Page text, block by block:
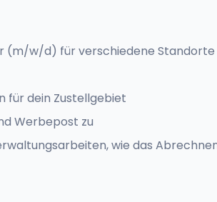
(m/w/d) für verschiedene Standorte
für dein Zustellgebiet
Werbepost zu
wie das